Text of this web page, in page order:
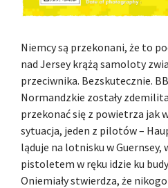
Niemcy są przekonani, że to
nad Jersey krążą samoloty
przeciwnika. Bezskutecznie.
Normandzkie zostały
przekonać się z powietrza jak
sytuacja, jeden z pilotów –
ląduje na lotnisku w Guernsey,
pistoletem w ręku idzie ku
Oniemiały stwierdza, że